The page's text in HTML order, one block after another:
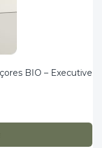
BIO – Executive